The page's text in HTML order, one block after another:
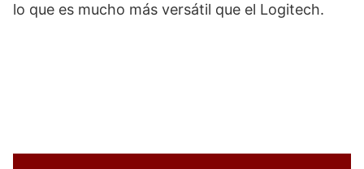
lo que es mucho más versátil que el Logitech.